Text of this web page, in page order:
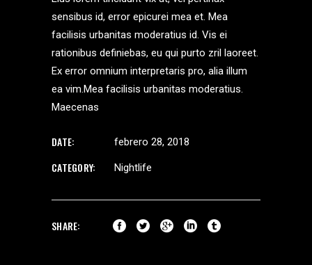
sensibus id, error epicurei mea et. Mea
facilisis urbanitas moderatius id. Vis ei
rationibus definiebas, eu qui purto zril laoreet.
Ex error omnium interpretaris pro, alia illum
ea vim.Mea facilisis urbanitas moderatius.
Maecenas
DATE: febrero 28, 2018
CATEGORY: Nightlife
SHARE: